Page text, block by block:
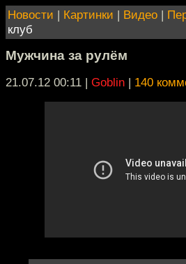
Новости | Картинки | Видео |
клуб
Мужчина за рулём
21.07.12 00:11 | Goblin | 140